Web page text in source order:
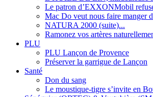
Le patron d’EXXONMobil
Mac Do veut nous faire manger
NATURA 2000 (suite)...
Ramonez vos artères
PLU
PLU Lançon de Provence
Préserver la garrigue de Lançon
Santé
Don du sang
Le moustique-tigre s’invite en